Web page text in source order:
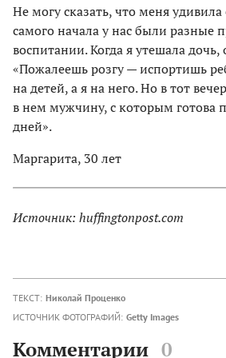
Не могу сказать, что меня удивила
самого начала у нас были разные
воспитании. Когда я утешала дочь,
«Пожалеешь розгу — испортишь
на детей, а я на него. Но в тот
в нем мужчину, с которым готова
дней».
Маргарита, 30 лет
Источник: huffingtonpost.com
ТЕКСТ: Николай Проценко
ИСТОЧНИК ФОТОГРАФИЙ: Getty Images
Комментарии 0